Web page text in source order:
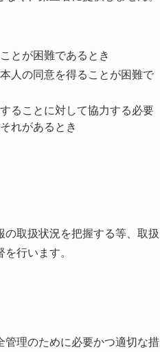
とが困難であるとき
人の同意を得ることが困難で
ることに対して協力する必要
れがあるとき
取扱状況を把握する等、取扱
行います。
理のために必要かつ適切な措